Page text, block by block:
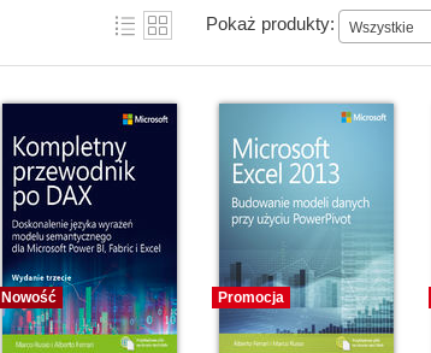
Pokaż produkty: Wszystkie
Nowość Promocja